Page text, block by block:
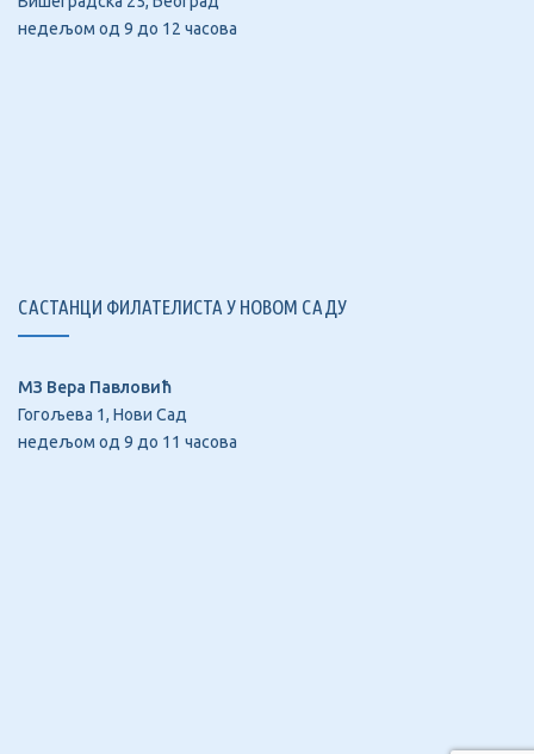
недељом од 9 до 12 часова
САСТАНЦИ ФИЛАТЕЛИСТА У НОВОМ САДУ
МЗ Вера Павловић
Гогољева 1, Нови Сад
недељом од 9 до 11 часова